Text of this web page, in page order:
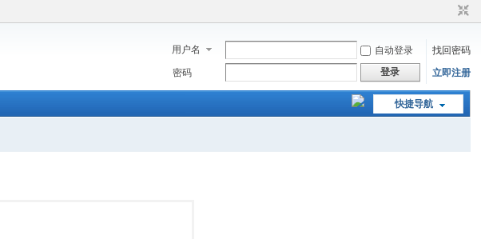
用户名 自动登录
找回密码
密码
登录 立即注册
快捷导航